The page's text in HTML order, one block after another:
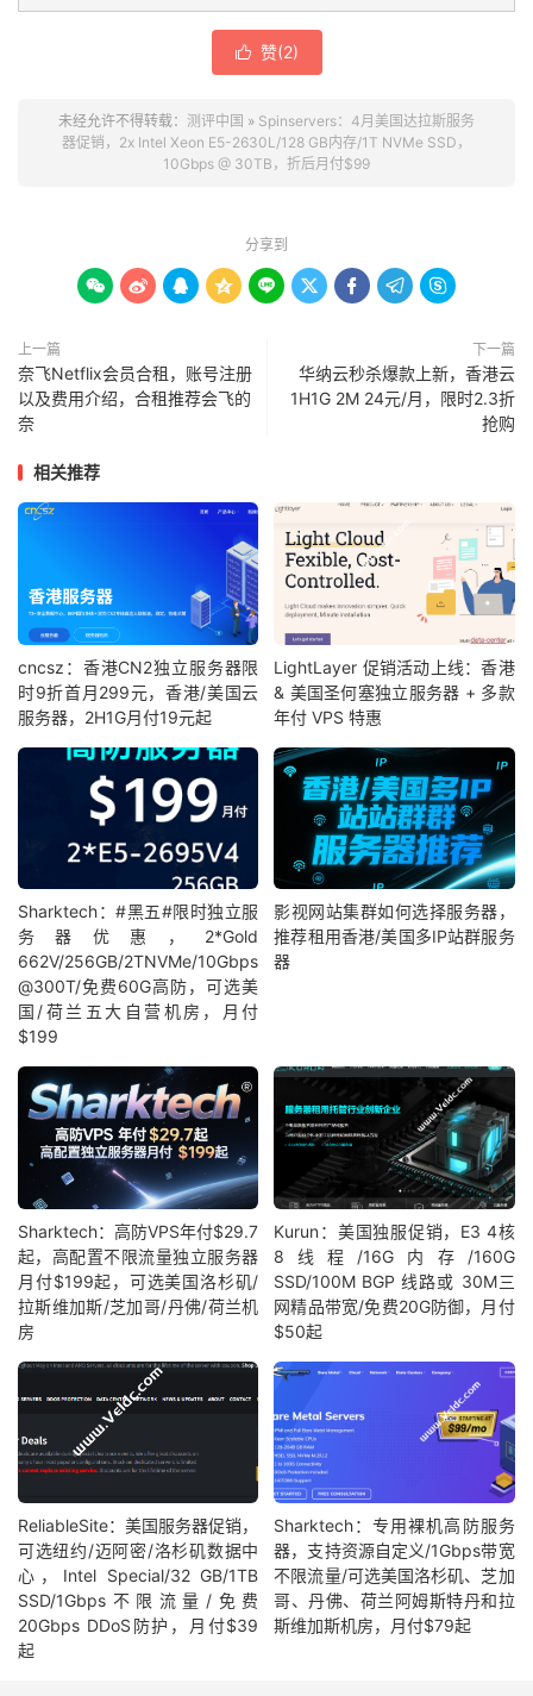
 赞(2)
未经允许不得转载： 测评中国 » Spinservers：4月美国达拉斯服务
器促销，2x Intel Xeon E5-2630L/128 GB内存/1T NVMe SSD，
10Gbps @ 30TB，折后月付$99
分享到
        
上一篇
奈飞Netflix会员合租，账号注册
以及费用介绍，合租推荐会飞的
奈
下一篇
华纳云秒杀爆款上新，香港云
1H1G 2M 24元/月，限时2.3折
抢购
相关推荐
cncsz：香港CN2独立服务器限
时9折首月299元，香港/美国云
服务器，2H1G月付19元起
LightLayer 促销活动上线：香港
& 美国圣何塞独立服务器 + 多款
年付 VPS 特惠
Sharktech：#黑五#限时独立服
务器优惠，2*Gold
662V/256GB/2TNVMe/10Gbps
@300T/免费60G高防，可选美
国/荷兰五大自营机房，月付
$199
影视网站集群如何选择服务器，
推荐租用香港/美国多IP站群服务
器
Sharktech：高防VPS年付$29.7
起，高配置不限流量独立服务器
月付$199起，可选美国洛杉矶/
拉斯维加斯/芝加哥/丹佛/荷兰机
房
Kurun：美国独服促销，E3 4核
8线程/16G内存/160G
SSD/100M BGP 线路或 30M三
网精品带宽/免费20G防御，月付
$50起
ReliableSite：美国服务器促销，
可选纽约/迈阿密/洛杉矶数据中
心，Intel Special/32 GB/1TB
SSD/1Gbps不限流量/免费
20Gbps DDoS防护，月付$39
起
Sharktech：专用裸机高防服务
器，支持资源自定义/1Gbps带宽
不限流量/可选美国洛杉矶、芝加
哥、丹佛、荷兰阿姆斯特丹和拉
斯维加斯机房，月付$79起